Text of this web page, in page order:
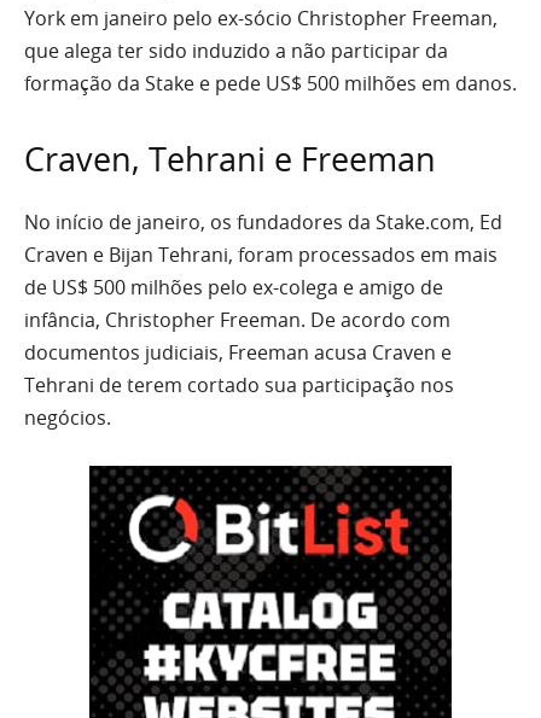
York em janeiro pelo ex-sócio Christopher Freeman,
que alega ter sido induzido a não participar da
formação da Stake e pede US$ 500 milhões em danos.
Craven, Tehrani e Freeman
No início de janeiro, os fundadores da Stake.com, Ed
Craven e Bijan Tehrani, foram processados em mais
de US$ 500 milhões pelo ex-colega e amigo de
infância, Christopher Freeman. De acordo com
documentos judiciais, Freeman acusa Craven e
Tehrani de terem cortado sua participação nos
negócios.